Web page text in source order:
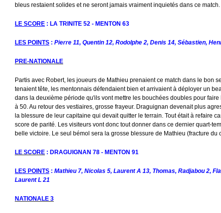
bleus restaient solides et ne seront jamais vraiment inquietés dans ce
LE SCORE : LA TRINITE 52 - MENTON 63
LES POINTS : Pierre 11, Quentin 12, Rodolphe 2, Denis 14, Sébastien,
PRE-NATIONALE
Partis avec Robert, les joueurs de Mathieu prenaient ce match dans le bon
tenaient tête, les mentonnais défendaient bien et arrivaient à déployer un
dans la deuxième période qu'ils vont mettre les bouchées doubles pour
à 50. Au retour des vestiaires, grosse frayeur. Draguignan devenait plus
la blessure de leur capitaine qui devait quitter le terrain. Tout était à refaire
score de parité. Les visiteurs vont donc tout donner dans ce dernier quart-
belle victoire. Le seul bémol sera la grosse blessure de Mathieu (fracture du
LE SCORE : DRAGUIGNAN 78 - MENTON 91
LES POINTS : Mathieu 7, Nicolas 5, Laurent A 13, Thomas, Radjabou 2,
Laurent L 21
NATIONALE 3